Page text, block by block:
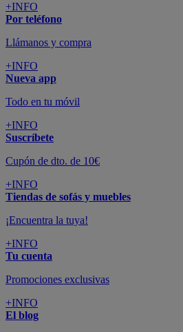
+INFO
Por teléfono
Llámanos y compra
+INFO
Nueva app
Todo en tu móvil
+INFO
Suscríbete
Cupón de dto. de 10€
+INFO
Tiendas de sofás y muebles
¡Encuentra la tuya!
+INFO
Tu cuenta
Promociones exclusivas
+INFO
El blog